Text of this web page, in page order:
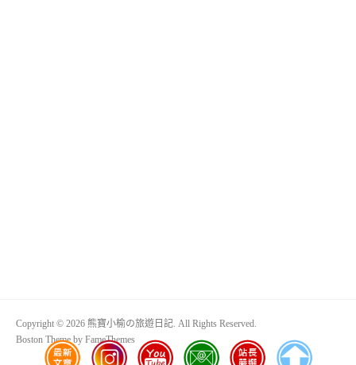
Copyright © 2026 熊寶小榆の旅遊日記. All Rights Reserved.
Boston Theme by FameThemes